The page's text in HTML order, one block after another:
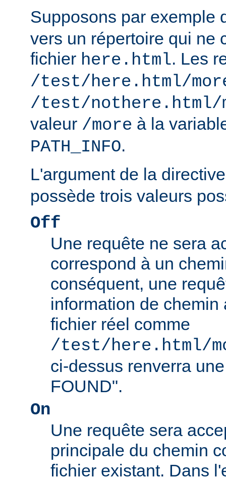
Supposons par exemple
vers un répertoire qui ne
fichier here.html. Les
/test/here.html/
/test/nothere.html/
valeur /more à la
PATH_INFO.
L'argument de la
possède trois valeurs
Off
Une requête ne sera
correspond à un
conséquent, une
information de chemin
fichier réel comme
/test/here.html/
ci-dessus renverra
FOUND".
On
Une requête sera
principale du chemin
fichier existant. Dans